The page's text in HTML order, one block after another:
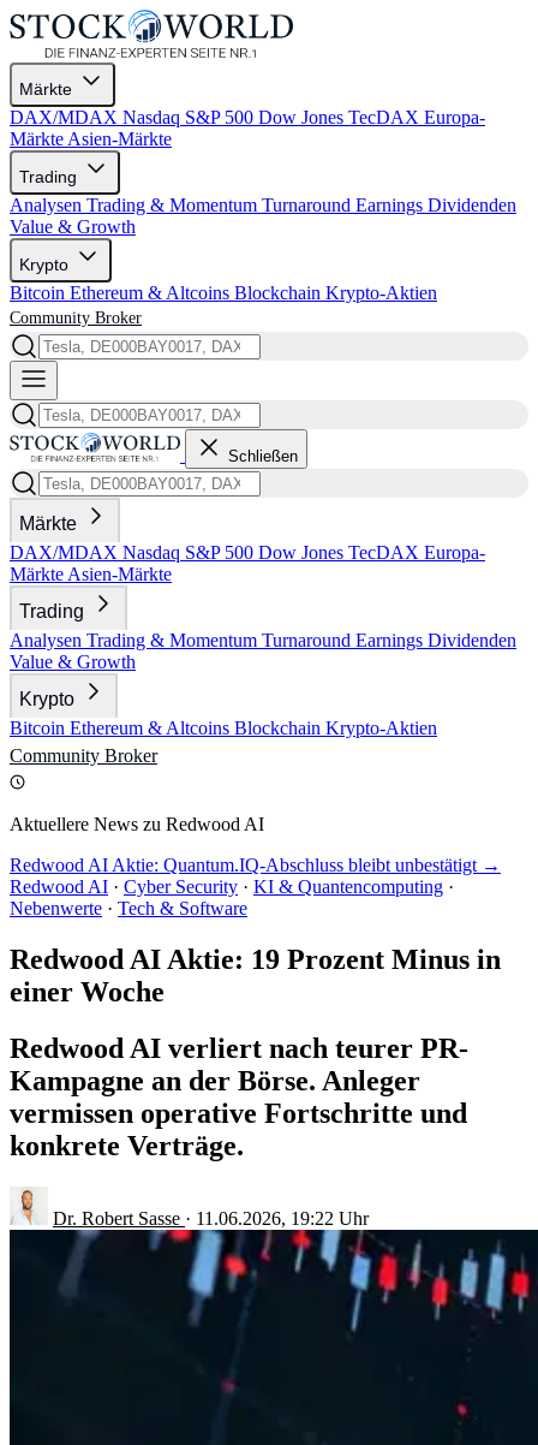
Märkte
DAX/MDAX Nasdaq S&P 500 Dow Jones TecDAX Europa-
Märkte Asien-Märkte
Trading
Analysen Trading & Momentum Turnaround Earnings Dividenden
Value & Growth
Krypto
Bitcoin Ethereum & Altcoins Blockchain Krypto-Aktien
Community Broker
Schließen
Märkte
DAX/MDAX Nasdaq S&P 500 Dow Jones TecDAX Europa-
Märkte Asien-Märkte
Trading
Analysen Trading & Momentum Turnaround Earnings Dividenden
Value & Growth
Krypto
Bitcoin Ethereum & Altcoins Blockchain Krypto-Aktien
Community Broker
Aktuellere News zu Redwood AI
Redwood AI Aktie: Quantum.IQ-Abschluss bleibt unbestätigt →
Redwood AI · Cyber Security · KI & Quantencomputing ·
Nebenwerte · Tech & Software
Redwood AI Aktie: 19 Prozent Minus in
einer Woche
Redwood AI verliert nach teurer PR-
Kampagne an der Börse. Anleger
vermissen operative Fortschritte und
konkrete Verträge.
Dr. Robert Sasse · 11.06.2026, 19:22 Uhr